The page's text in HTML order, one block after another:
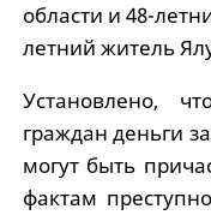
области и 48-
летний житель
Установлено,
граждан деньги
могут быть
фактам